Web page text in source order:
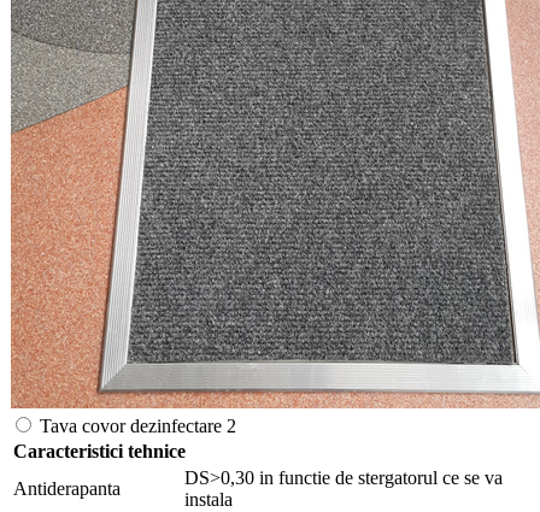
Tava covor dezinfectare 2
Caracteristici tehnice
Antiderapanta
DS>0,30 in functie de stergatorul ce se va
instala